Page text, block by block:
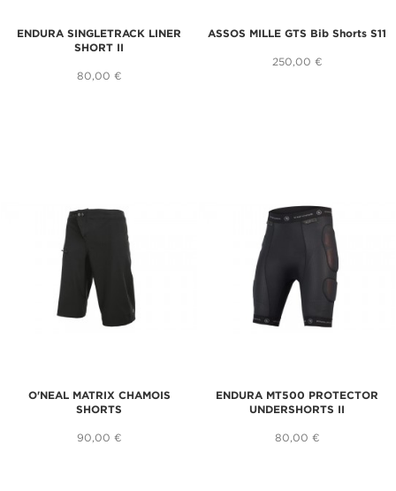
ENDURA SINGLETRACK LINER
SHORT II
80,00 €
ASSOS MILLE GTS Bib Shorts S11
250,00 €
O'NEAL MATRIX CHAMOIS
SHORTS
90,00 €
ENDURA MT500 PROTECTOR
UNDERSHORTS II
80,00 €